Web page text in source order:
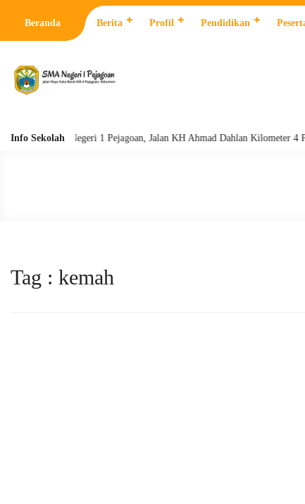
Beranda Berita Profil Pendidikan
Info Sekolah
SMA Negeri 1 Pejagoan, Jalan KH Ahmad Dahlan Kilometer 4
Tag : kemah